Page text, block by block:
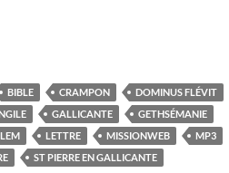
BIBLE CRAMPON
DOMINUS FLÉVIT
GALLICANTE
GETHSÉMANIE
LETTRE MISSIONWEB
MP3
ST PIERRE EN GALLICANTE